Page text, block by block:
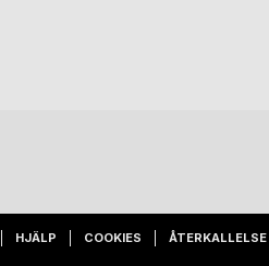
HJÄLP COOKIES ÅTERKALLELSE